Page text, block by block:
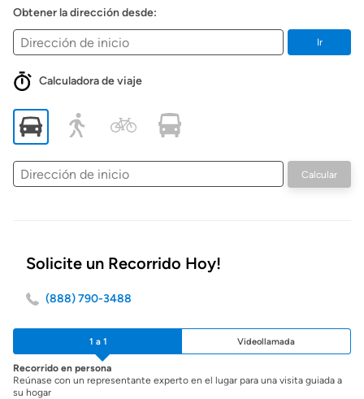
Obtener la dirección desde:
Ir
Calculadora de viaje
Dirección
de
Calcular
Solicite un Recorrido Hoy!
(888) 790-3488
1 a 1 Videollamada
Recorrido en persona
Reúnase con un representante experto en el lugar para una visita guiada a
su hogar